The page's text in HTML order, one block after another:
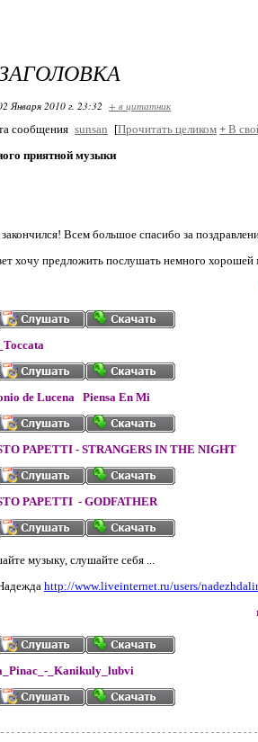
Января 2010 г. 23:32 + в цитатник
сообщения sunsan [Прочитать целиком + В
приятной музыки
Всем большое спасибо за
хочу предложить послушать немного хорошей
de Lucena Piensa En Mi
PAPETTI - STRANGERS IN THE NIGHT
PAPETTI - GODFATHER
музыку, слушайте себя ...
http://www.liveinternet.ru/users/
_Kanikuly_lubvi